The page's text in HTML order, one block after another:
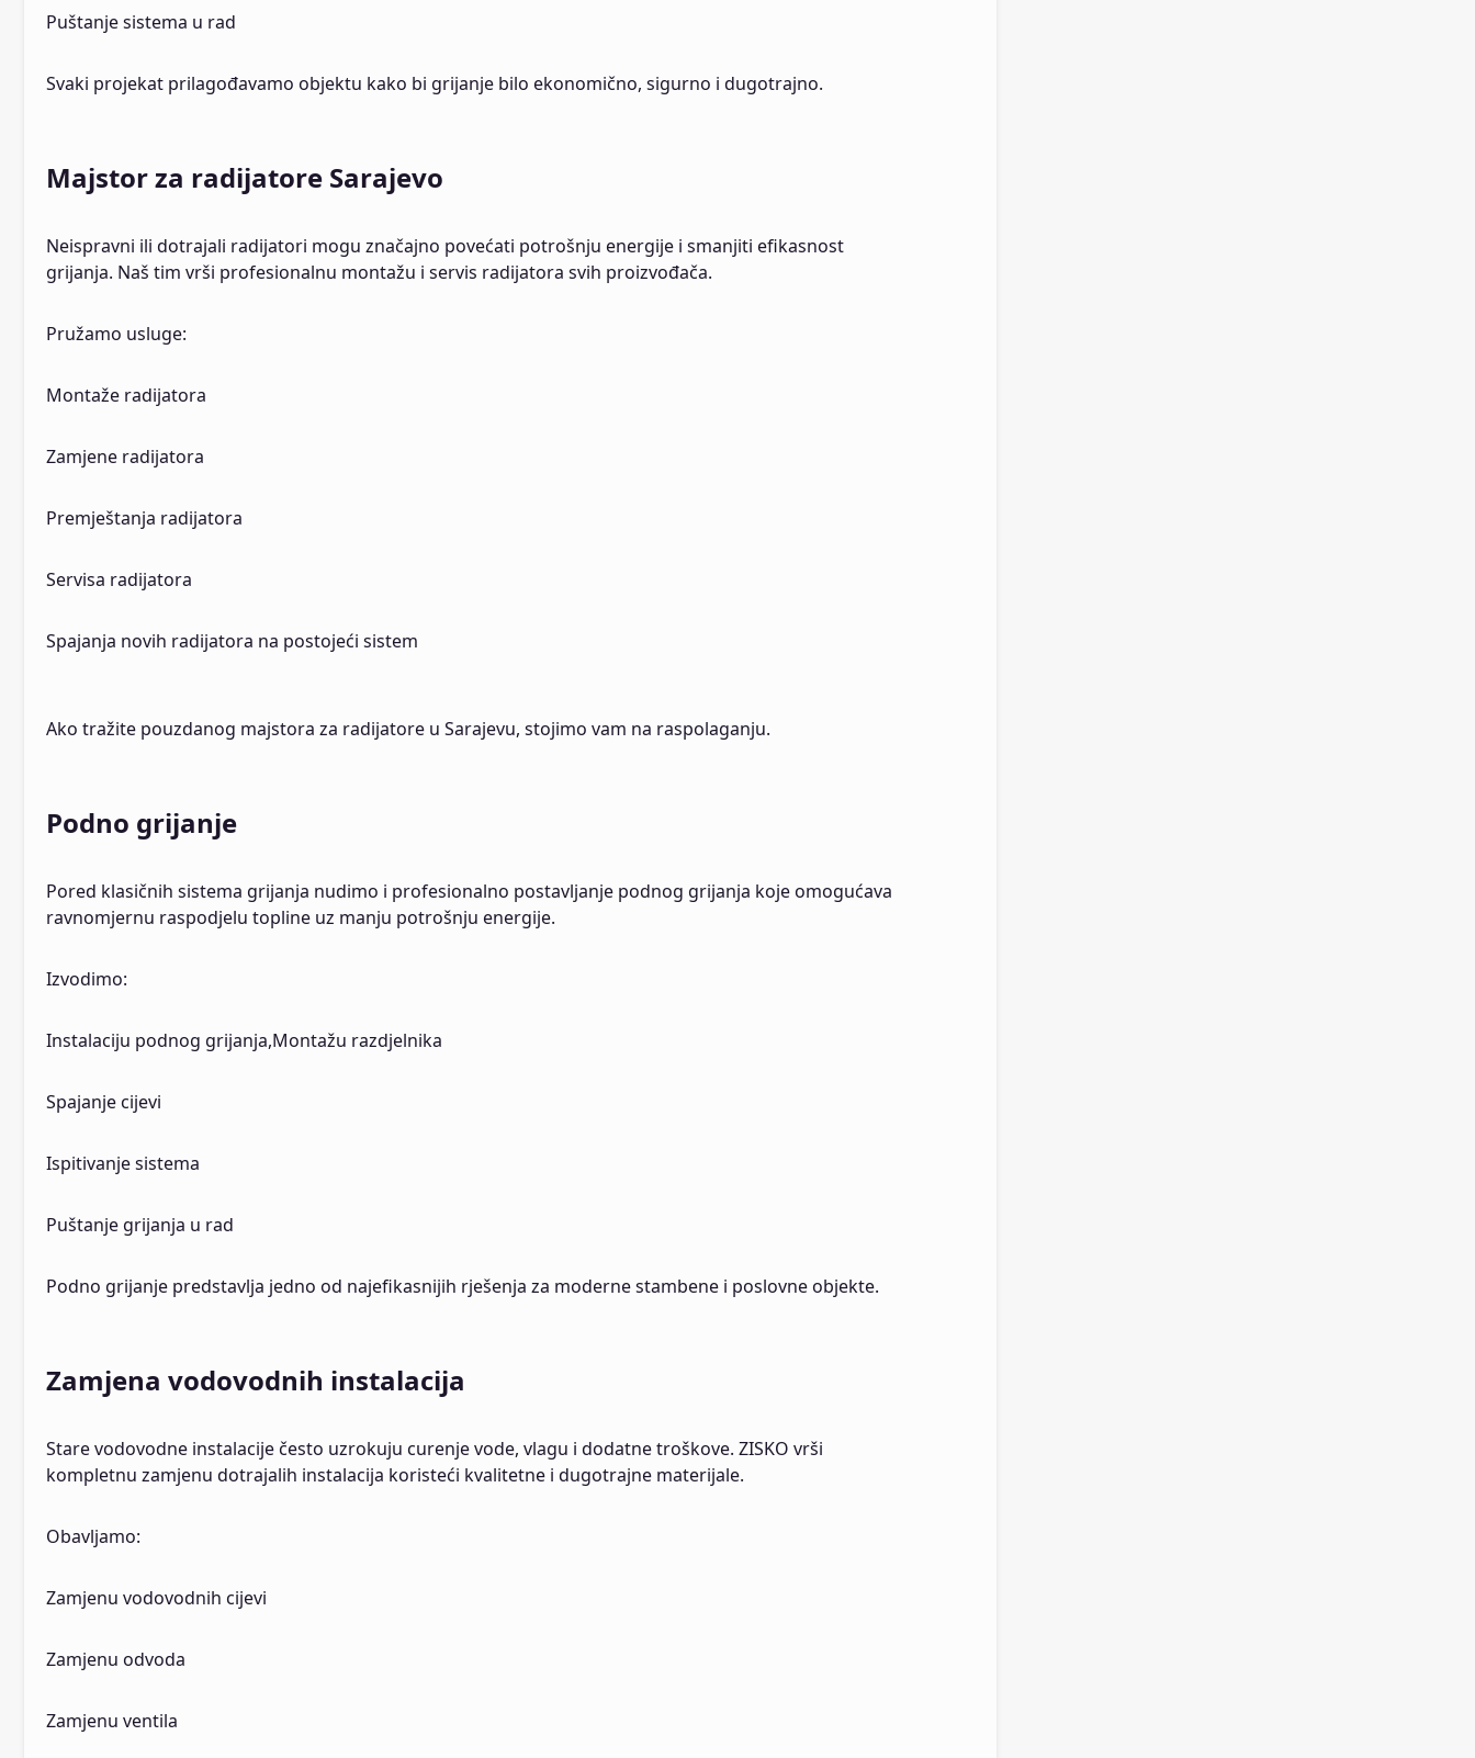
Puštanje sistema u rad
Svaki projekat prilagođavamo objektu kako bi grijanje bilo ekonomično, sigurno i dugotrajno.
Majstor za radijatore Sarajevo
Neispravni ili dotrajali radijatori mogu značajno povećati potrošnju energije i smanjiti efikasnost
grijanja. Naš tim vrši profesionalnu montažu i servis radijatora svih proizvođača.
Pružamo usluge:
Montaže radijatora
Zamjene radijatora
Premještanja radijatora
Servisa radijatora
Spajanja novih radijatora na postojeći sistem
Ako tražite pouzdanog majstora za radijatore u Sarajevu, stojimo vam na raspolaganju.
Podno grijanje
Pored klasičnih sistema grijanja nudimo i profesionalno postavljanje podnog grijanja koje omogućava
ravnomjernu raspodjelu topline uz manju potrošnju energije.
Izvodimo:
Instalaciju podnog grijanja,Montažu razdjelnika
Spajanje cijevi
Ispitivanje sistema
Puštanje grijanja u rad
Podno grijanje predstavlja jedno od najefikasnijih rješenja za moderne stambene i poslovne objekte.
Zamjena vodovodnih instalacija
Stare vodovodne instalacije često uzrokuju curenje vode, vlagu i dodatne troškove. ZISKO vrši
kompletnu zamjenu dotrajalih instalacija koristeći kvalitetne i dugotrajne materijale.
Obavljamo:
Zamjenu vodovodnih cijevi
Zamjenu odvoda
Zamjenu ventila